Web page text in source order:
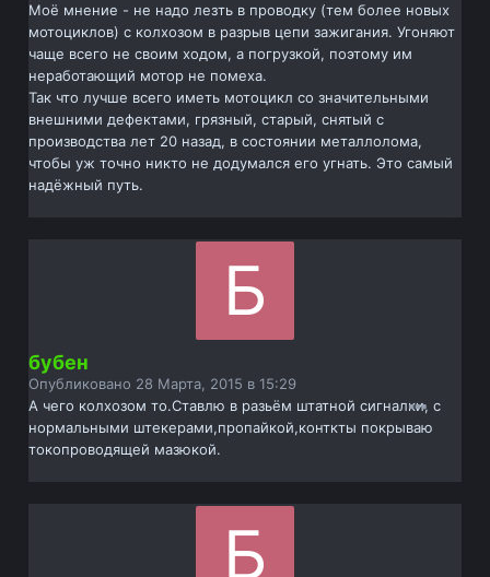
Моё мнение - не надо лезть в проводку (тем более новых
мотоциклов) с колхозом в разрыв цепи зажигания. Угоняют
чаще всего не своим ходом, а погрузкой, поэтому им
неработающий мотор не помеха.
Так что лучше всего иметь мотоцикл со значительными
внешними дефектами, грязный, старый, снятый с
производства лет 20 назад, в состоянии металлолома,
чтобы уж точно никто не додумался его угнать. Это самый
надёжный путь.
бубен
Опубликовано 28 Марта, 2015 в 15:29
А чего колхозом то.Ставлю в разьём штатной сигналки, с
нормальными штекерами,пропайкой,конткты покрываю
токопроводящей мазюкой.